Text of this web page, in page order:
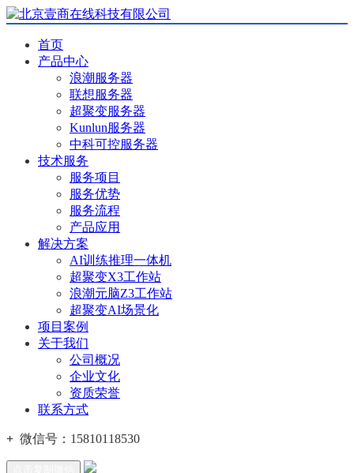
首页
产品中心
浪潮服务器
联想服务器
超聚变服务器
Kunlun服务器
中科可控服务器
技术服务
服务项目
服务优势
服务流程
产品应用
解决方案
AI训练推理一体机
超聚变X3工作站
浪潮元脑Z3工作站
超聚变AI场景化
项目案例
关于我们
公司概况
企业文化
资质荣誉
联系方式
+ 微信号： 15810118530